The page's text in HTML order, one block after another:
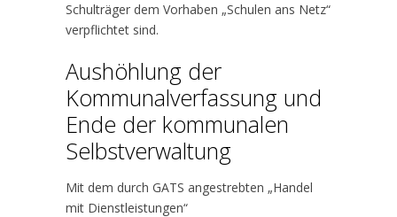
Schulträger dem Vorhaben „Schulen ans Netz“
verpflichtet sind.
Aushöhlung der
Kommunalverfassung und
Ende der kommunalen
Selbstverwaltung
Mit dem durch GATS angestrebten „Handel
mit Dienstleistungen“